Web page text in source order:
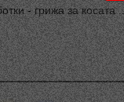
- грижа за косата